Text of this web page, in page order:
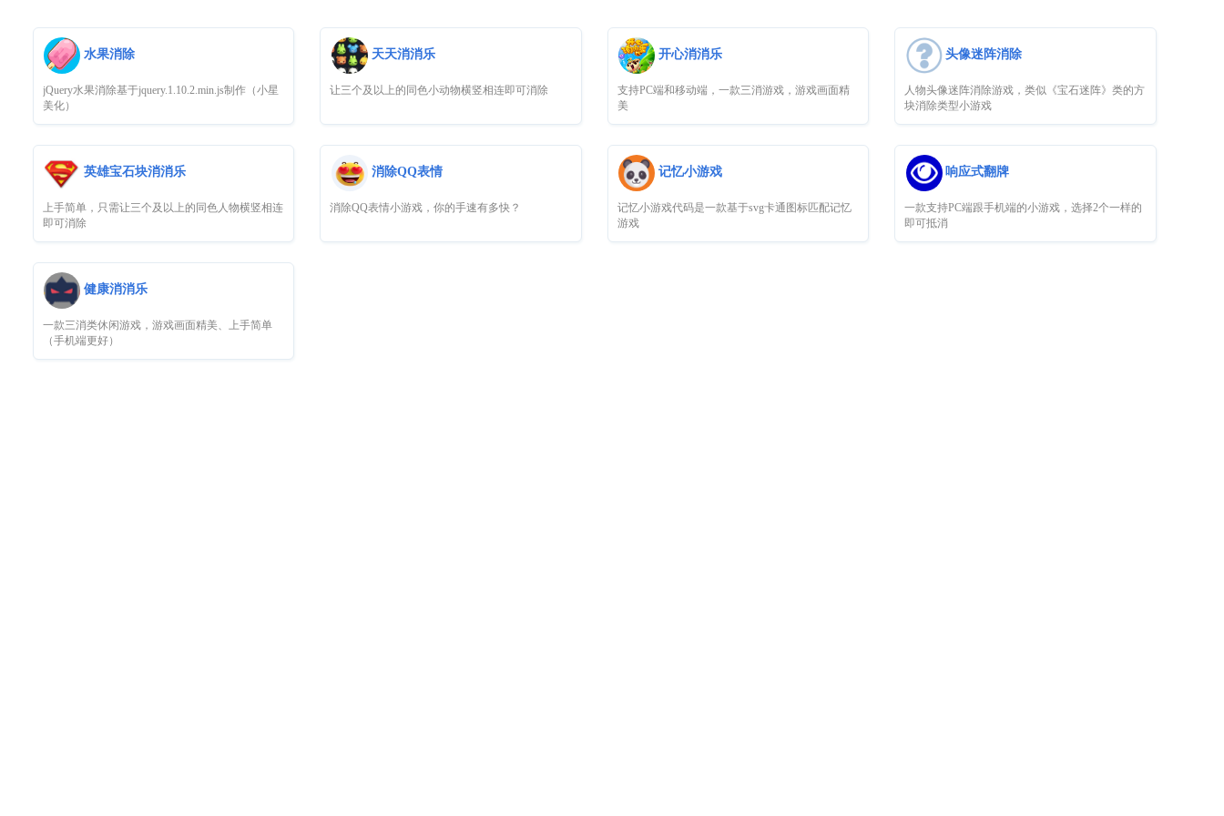
水果消除
jQuery水果消除基于jquery.1.10.2.min.js制作（小星
美化）
天天消消乐
让三个及以上的同色小动物横竖相连即可消除
开心消消乐
支持PC端和移动端，一款三消游戏，游戏画面精
美
头像迷阵消除
人物头像迷阵消除游戏，类似《宝石迷阵》类的方
块消除类型小游戏
英雄宝石块消消乐
上手简单，只需让三个及以上的同色人物横竖相连
即可消除
消除QQ表情
消除QQ表情小游戏，你的手速有多快？
记忆小游戏
记忆小游戏代码是一款基于svg卡通图标匹配记忆
游戏
响应式翻牌
一款支持PC端跟手机端的小游戏，选择2个一样的
即可抵消
健康消消乐
一款三消类休闲游戏，游戏画面精美、上手简单
（手机端更好）